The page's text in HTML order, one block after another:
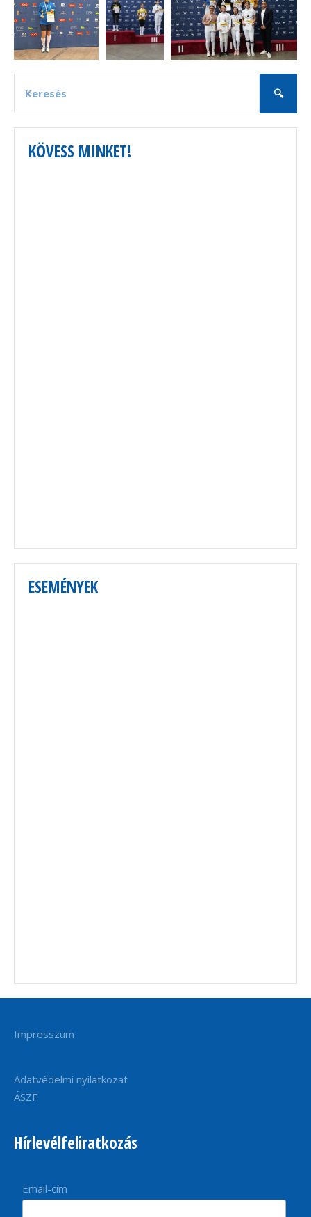
KÖVESS MINKET!
ESEMÉNYEK
Impresszum
Adatvédelmi nyilatkozat
ÁSZF
Hírlevélfeliratkozás
Email-cím